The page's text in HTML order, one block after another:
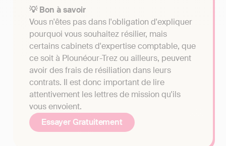
💡 Bon à savoir
Vous n'êtes pas dans l'obligation d'expliquer
pourquoi vous souhaitez résilier, mais
certains cabinets d'expertise comptable, que
ce soit à Plounéour-Trez ou ailleurs, peuvent
avoir des frais de résiliation dans leurs
contrats. Il est donc important de lire
attentivement les lettres de mission qu'ils
vous envoient.
Essayer Gratuitement